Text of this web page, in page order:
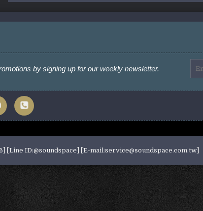
by signing up for our weekly newsletter.
[Line ID:@soundspace] [E-mail:service@soundspace.com.tw]